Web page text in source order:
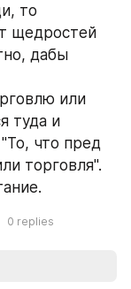
то
щедростей
дабы
или
туда и
что пред
торговля".
0 replies